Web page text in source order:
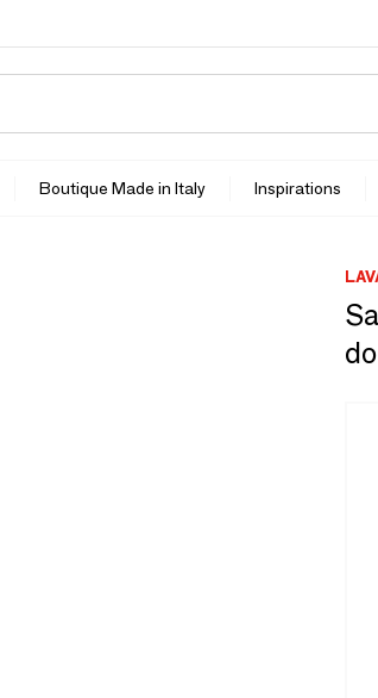
Boutique Made in Italy Inspirations